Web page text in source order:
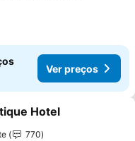
Ver preços
aos favoritos
Hotel
770